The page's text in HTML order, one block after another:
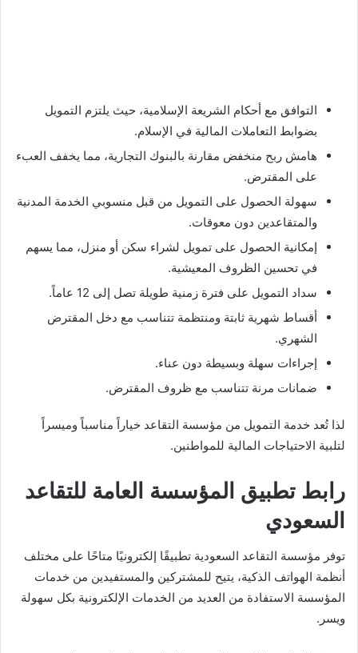
التوافق مع أحكام الشريعة الإسلامية، حيث يلتزم التمويل
بضوابط التعاملات المالية في الإسلام.
هامش ربح منخفض مقارنة بالبنوك التجارية، مما يخفف العبء
على المقترض.
سهولة الحصول على التمويل من قبل منسوبي الخدمة المدنية
والمتقاعدين دون معوقات.
إمكانية الحصول على تمويل لشراء سكن أو منزل، مما يسهم
في تحسين الظروف المعيشية.
سداد التمويل على فترة زمنية طويلة تصل إلى 12 عاماً.
أقساط شهرية ثابتة ومنتظمة تتناسب مع دخل المقترض
الشهري.
إجراءات سهلة وبسيطة دون عناء.
ضمانات مرنة تتناسب مع ظروف المقترض.
لذا تُعد خدمة التمويل من مؤسسة التقاعد خياراً مناسباً وميسراً
لتلبية الاحتياجات المالية للمواطنين.
رابط تطبيق المؤسسة العامة للتقاعد
السعودي
توفر مؤسسة التقاعد السعودية تطبيقًا إلكترونيًا متاحًا على مختلف
أنظمة الهواتف الذكية، يتيح للمشتركين والمستفيدين من خدمات
المؤسسة الاستفادة من العديد من الخدمات الإلكترونية بكل سهولة
ويسر.